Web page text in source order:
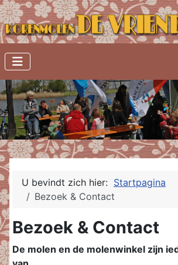
U bevindt zich hier: Startpagina
Bezoek & Contact
Bezoek & Contact
De molen en de molenwinkel zijn